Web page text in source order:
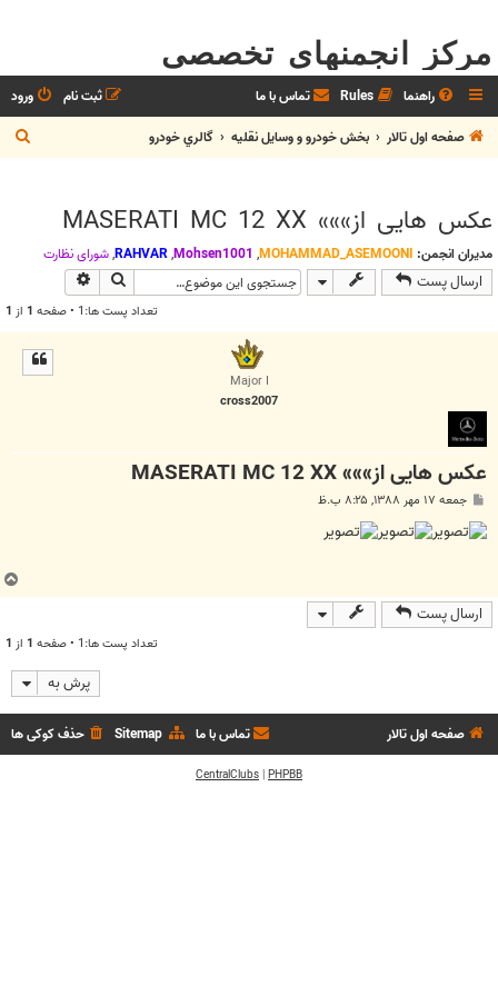
مرکز انجمنهای تخصصی
راهنما Rules تماس با ما ورود
ثبت نام
صفحه اول تالار
بخش خودرو و وسايل نقليه گالري خودرو
س
عکس هایی از»»» MASERATI MC 12 XX
مدیران انجمن: MOHAMMAD_ASEMOONI
,
Mohsen1001
,
RAHVAR
,شوراي نظارت
ارسال پست جستجو
تعداد پست ها:1 • صفحه 1 از 1
Major I
cross2007
عکس هایی از»»» MASERATI MC 12 XX
ت
جمعه ۱۷ مهر ۱۳۸۸, ۸:۲۵ ب.ظ
ارسال پست
تعداد پست ها:1 • صفحه 1 از 1
پرش به
صفحه اول تالار حذف کوکی ها Sitemap تماس با ما
PHPBB
|
CentralClubs